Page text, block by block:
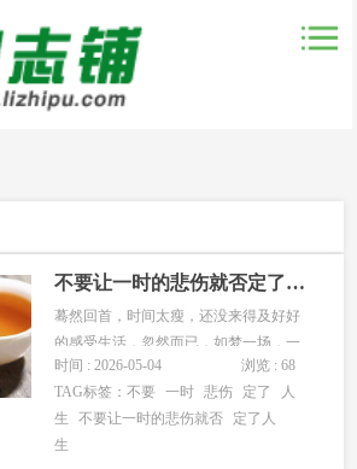
不要让一时的悲伤就否定了人生
蓦然回首，时间太瘦，还没来得及好好
的感受生活，忽然而已，如梦一场，一
觉醒来，青春已悄然而逝了。工作占据
了生活的大半，睡觉又占去大半，其余
都是零碎的时间，吃喝拉撒睡，陪陪孩
子，看会电视，一天就这样过去了。很
时间 : 2026-05-04
浏览 : 68
TAG标签：不要 一时 悲伤 定了
人
生
不要让一时的悲伤就否
定了人
生